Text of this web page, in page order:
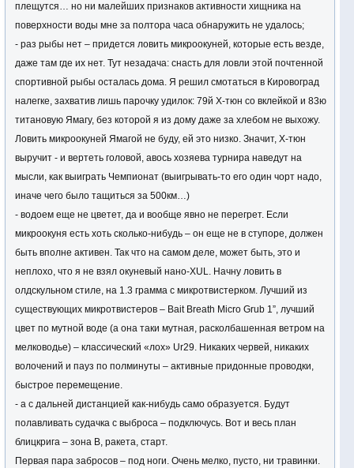
плещутся… но ни малейших признаков активности хищника на
поверхности воды мне за полтора часа обнаружить не удалось;
- раз рыбы нет – придется ловить микроокуней, которые есть везде,
даже там где их нет. Тут незадача: снасть для ловли этой почтенной
спортивной рыбы осталась дома. Я решил смотаться в Кировоград
налегке, захватив лишь парочку удилок: 79й Х-тюн со вклейкой и 83ю
титановую Ямагу, без которой я из дому даже за хлебом не выхожу.
Ловить микроокуней Ямагой не буду, ей это низко. Значит, Х-тюн
выручит - и вертеть головой, авось хозяева турнира наведут на
мысли, как выиграть Чемпионат (выигрывать-то его один чорт надо,
иначе чего было тащиться за 500км…)
- водоем еще не цветет, да и вообще явно не перегрет. Если
микроокуня есть хоть сколько-нибудь – он еще не в ступоре, должен
быть вполне активен. Так что на самом деле, может быть, это и
неплохо, что я не взял окуневый нано-XUL. Начну ловить в
олдскульном стиле, на 1.3 грамма с микротвистерком. Лучший из
существующих микротвистеров – Bait Breath Micro Grub 1”, лучший
цвет по мутной воде (а она таки мутная, расколбашенная ветром на
мелководье) – классический «лох» Ur29. Никаких червей, никаких
волочений и пауз по полминуты – активные придонные проводки,
быстрое перемещение.
- а с дальней дистанцией как-нибудь само образуется. Будут
полавливать судачка с выброса – подключусь. Вот и весь план
блицкрига – зона В, ракета, старт.
Первая пара забросов – под ноги. Очень мелко, пусто, ни травинки.